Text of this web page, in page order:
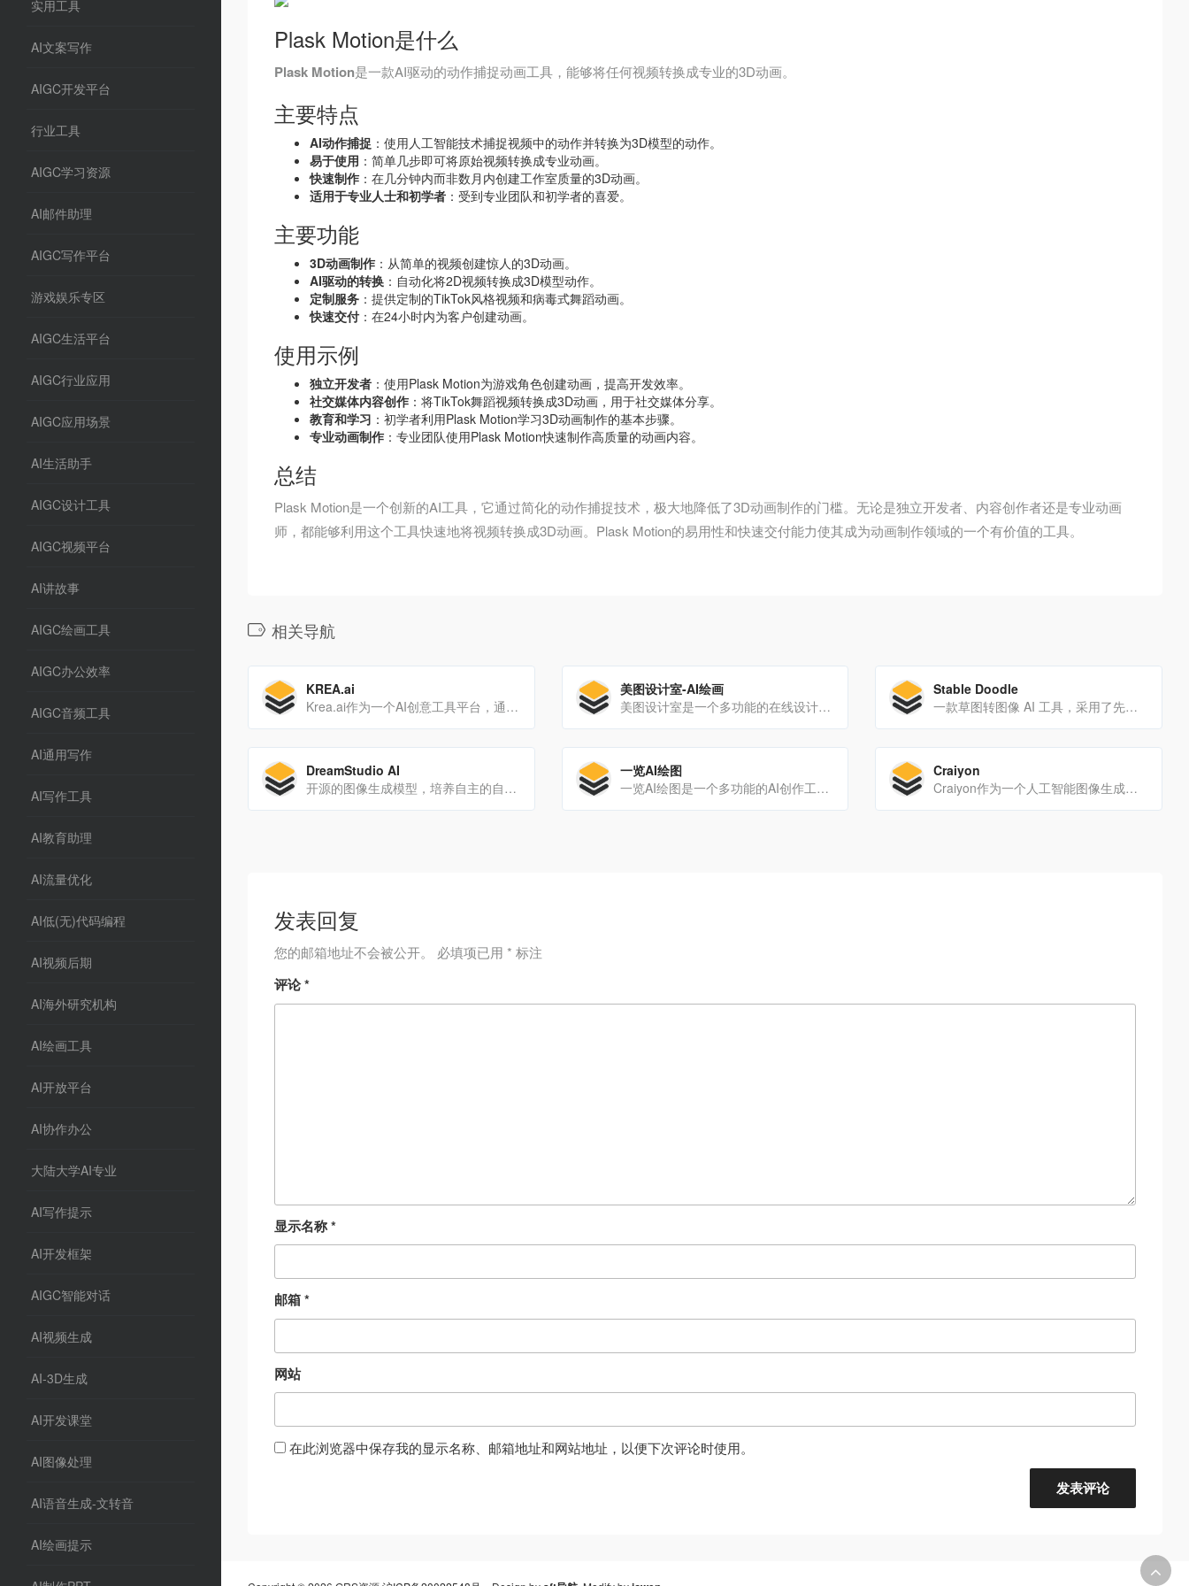
实用工具
AI文案写作
AIGC开发平台
行业工具
AIGC学习资源
AI邮件助理
AIGC写作平台
游戏娱乐专区
AIGC生活平台
AIGC行业应用
AIGC应用场景
AI生活助手
AIGC设计工具
AIGC视频平台
AI讲故事
AIGC绘画工具
AIGC办公效率
AIGC音频工具
AI通用写作
AI写作工具
AI教育助理
AI流量优化
AI低(无)代码编程
AI视频后期
AI海外研究机构
AI绘画工具
AI开放平台
AI协作办公
大陆大学AI专业
AI写作提示
AI开发框架
AIGC智能对话
AI视频生成
AI-3D生成
AI开发课堂
AI图像处理
AI语音生成-文转音
AI绘画提示
Plask Motion是什么
Plask Motion是一款AI驱动的动作捕捉动画工具，能够将任何视频转换成专业的3D动画。
主要特点
AI动作捕捉 ：使用人工智能技术捕捉视频中的动作并转换为3D模型的动作。
易于使用 ：简单几步即可将原始视频转换成专业动画。
快速制作 ：在几分钟内而非数月内创建工作室质量的3D动画。
适用于专业人士和初学者 ：受到专业团队和初学者的喜爱。
主要功能
3D动画制作 ：从简单的视频创建惊人的3D动画。
AI驱动的转换 ：自动化将2D视频转换成3D模型动作。
定制服务 ：提供定制的TikTok风格视频和病毒式舞蹈动画。
快速交付 ：在24小时内为客户创建动画。
使用示例
独立开发者 ：使用Plask Motion为游戏角色创建动画，提高开发效率。
社交媒体内容创作 ：将TikTok舞蹈视频转换成3D动画，用于社交媒体分享。
教育和学习 ：初学者利用Plask Motion学习3D动画制作的基本步骤。
专业动画制作 ：专业团队使用Plask Motion快速制作高质量的动画内容。
总结
Plask Motion是一个创新的AI工具，它通过简化的动作捕捉技术，极大地降低了3D动画制作的门槛。无论是独立开发者、内容创作者还是专业动画
师，都能够利用这个工具快速地将视频转换成3D动画。Plask Motion的易用性和快速交付能力使其成为动画制作领域的一个有价值的工具。
相关导航
KREA.ai
Krea.ai作为一个AI创意工具平台，通过提供简单易用的界面和强大的AI技术，使用户能够快速将创意想法转化为视觉作品。
美图设计室-AI绘画
美图设计室是一个多功能的在线设计平台，它利用AI技术提供了一系列设计和图像处理工具，使用户能够轻松创建高质量的视觉内容。
Stable Doodle
一款草图转图像 AI 工具，采用了先进的T2I-Adapter技术
DreamStudio AI
开源的图像生成模型，培养自主的自由来生成令人难以置信的图像。
一览AI绘图
一览AI绘图是一个多功能的AI创作工具，它通过结合文本和图像输入，为用户提供了一个简单快捷的高品质图片创作平台。
Craiyon
Craiyon作为一个人工智能图像生成器，为不同领域的用户提供了一个强大的工具，以支持他们的艺术创作、内容创作、学习和教育需求。
发表回复
您的邮箱地址不会被公开。 必填项已用 * 标注
评论*
显示名称*
邮箱*
网站
在此浏览器中保存我的显示名称、邮箱地址和网站地址，以便下次评论时使用。